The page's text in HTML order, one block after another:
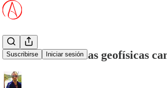
Suscribirse Iniciar sesión
Premio de ciencias geofísicas